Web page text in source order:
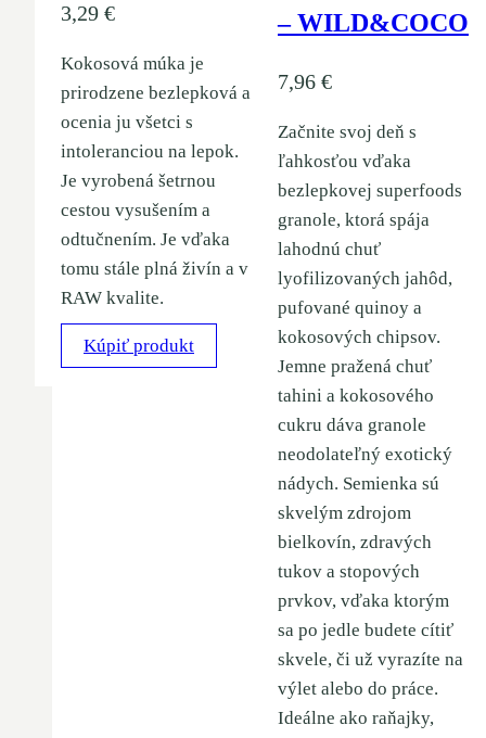
3,29 €
Kokosová múka je
prirodzene bezlepková a
ocenia ju všetci s
intoleranciou na lepok.
Je vyrobená šetrnou
cestou vysušením a
odtučnením. Je vďaka
tomu stále plná živín a v
RAW kvalite.
Kúpiť produkt
– WILD&COCO
7,96 €
Začnite svoj deň s
ľahkosťou vďaka
bezlepkovej superfoods
granole, ktorá spája
lahodnú chuť
lyofilizovaných jahôd,
pufované quinoy a
kokosových chipsov.
Jemne pražená chuť
tahini a kokosového
cukru dáva granole
neodolateľný exotický
nádych. Semienka sú
skvelým zdrojom
bielkovín, zdravých
tukov a stopových
prvkov, vďaka ktorým
sa po jedle budete cítiť
skvele, či už vyrazíte na
výlet alebo do práce.
Ideálne ako raňajky,